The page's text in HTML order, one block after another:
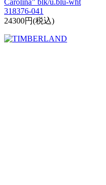
Carolina” blk/u.blu-wht
318376-041
24300円(税込)